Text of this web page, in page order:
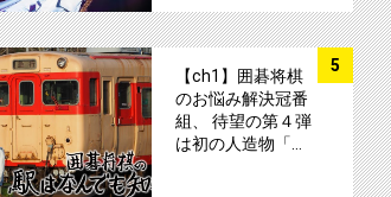
5
【ch1】囲碁将棋
のお悩み解決冠番
組、 待望の第４弾
は初の人造物「…